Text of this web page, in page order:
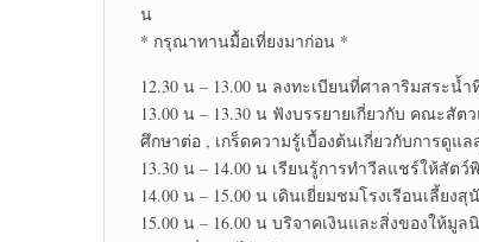
น
* กรุณาทานมื้อเที่ยงมาก่อน *
12.30 น – 13.00 น ลงทะเบียนที่ศาลาริมสระ
13.00 น – 13.30 น ฟังบรรยายเกี่ยวกับ คณะสั
ศึกษาต่อ , เกร็ดความรู้เบื้องต้นเกี่ยวกับการดูแ
13.30 น – 14.00 น เรียนรู้การทำวีลแชร์ให้สัต
14.00 น – 15.00 น เดินเยี่ยมชมโรงเรีอนเลี้
15.00 น – 16.00 น บริจาคเงินและสิ่งของให้